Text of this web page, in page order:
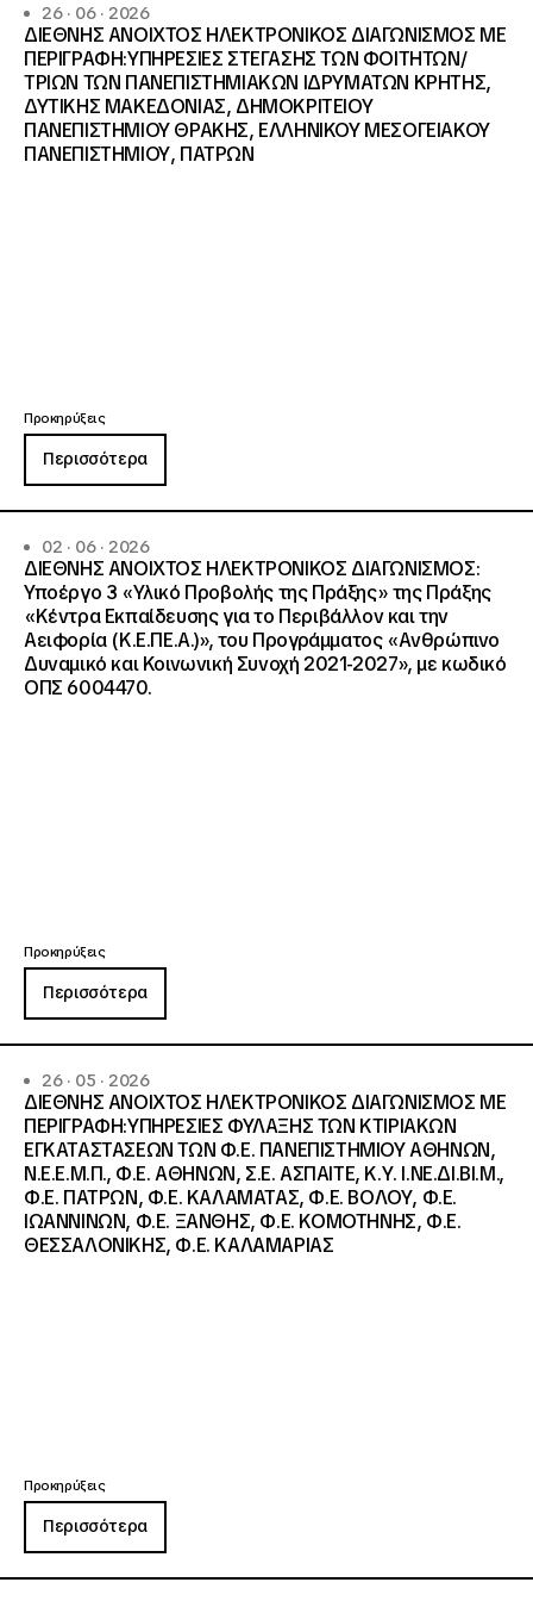
26 · 06 · 2026
ΔΙΕΘΝΗΣ ΑΝΟΙΧΤΟΣ ΗΛΕΚΤΡΟΝΙΚΟΣ ΔΙΑΓΩΝΙΣΜΟΣ ΜΕ
ΠΕΡΙΓΡΑΦΗ:ΥΠΗΡΕΣΙΕΣ ΣΤΕΓΑΣΗΣ ΤΩΝ ΦΟΙΤΗΤΩΝ/
ΤΡΙΩΝ ΤΩΝ ΠΑΝΕΠΙΣΤΗΜΙΑΚΩΝ ΙΔΡΥΜΑΤΩΝ KΡΗΤΗΣ,
ΔΥΤΙΚΗΣ ΜΑΚΕΔΟΝΙΑΣ, ΔΗΜΟΚΡΙΤΕΙΟΥ
ΠΑΝΕΠΙΣΤΗΜΙΟΥ ΘΡΑΚΗΣ, ΕΛΛΗΝΙΚΟΥ ΜΕΣΟΓΕΙΑΚΟΥ
ΠΑΝΕΠΙΣΤΗΜΙΟΥ, ΠΑΤΡΩΝ
Προκηρύξεις
Περισσότερα
02 · 06 · 2026
ΔΙΕΘΝΗΣ ΑΝΟΙΧΤΟΣ ΗΛΕΚΤΡΟΝΙΚΟΣ ΔΙΑΓΩΝΙΣΜΟΣ:
Υποέργο 3 «Υλικό Προβολής της Πράξης» της Πράξης
«Κέντρα Εκπαίδευσης για το Περιβάλλον και την
Αειφορία (Κ.Ε.ΠΕ.Α.)», του Προγράμματος «Ανθρώπινο
Δυναμικό και Κοινωνική Συνοχή 2021-2027», με κωδικό
ΟΠΣ 6004470.
Προκηρύξεις
Περισσότερα
26 · 05 · 2026
ΔΙΕΘΝΗΣ ΑΝΟΙΧΤΟΣ ΗΛΕΚΤΡΟΝΙΚΟΣ ΔΙΑΓΩΝΙΣΜΟΣ ΜΕ
ΠΕΡΙΓΡΑΦΗ:ΥΠΗΡΕΣΙΕΣ ΦΥΛΑΞΗΣ ΤΩΝ ΚΤΙΡΙΑΚΩΝ
ΕΓΚΑΤΑΣΤΑΣΕΩΝ ΤΩΝ Φ.Ε. ΠΑΝΕΠΙΣΤΗΜΙΟΥ ΑΘΗΝΩΝ,
Ν.Ε.Ε.Μ.Π., Φ.Ε. ΑΘΗΝΩΝ, Σ.Ε. ΑΣΠΑΙΤΕ, Κ.Υ. Ι.ΝΕ.ΔΙ.ΒΙ.Μ.,
Φ.Ε. ΠΑΤΡΩΝ, Φ.Ε. ΚΑΛΑΜΑΤΑΣ, Φ.Ε. ΒΟΛΟΥ, Φ.Ε.
ΙΩΑΝΝΙΝΩΝ, Φ.Ε. ΞΑΝΘΗΣ, Φ.Ε. ΚΟΜΟΤΗΝΗΣ, Φ.Ε.
ΘΕΣΣΑΛΟΝΙΚΗΣ, Φ.Ε. ΚΑΛΑΜΑΡΙΑΣ
Προκηρύξεις
Περισσότερα